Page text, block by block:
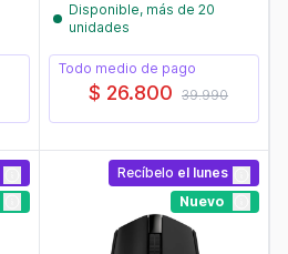
Disponible, más de 20
unidades
Todo medio de pago
$ 26.800 39.990
Recíbelo el lunes
Nuevo